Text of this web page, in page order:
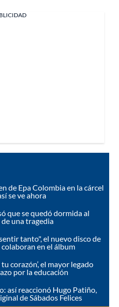
de Epa Colombia en la cárcel
se ve ahora
que se quedó dormida al
una tragedia
tanto", el nuevo disco de
en el álbum
corazón’, el mayor legado
por la educación
así reaccionó Hugo Patiño,
de Sábados Felices